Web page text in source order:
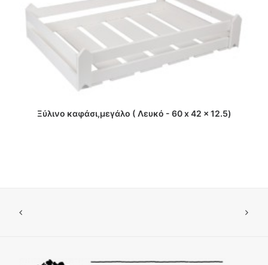
ΔΙΑΒΑΣΤΕ ΠΕΡΙΣΣΟΤΕΡΑ
Ξύλινο καφάσι,μεγάλο ( Λευκό - 60 x 42 x 12.5)